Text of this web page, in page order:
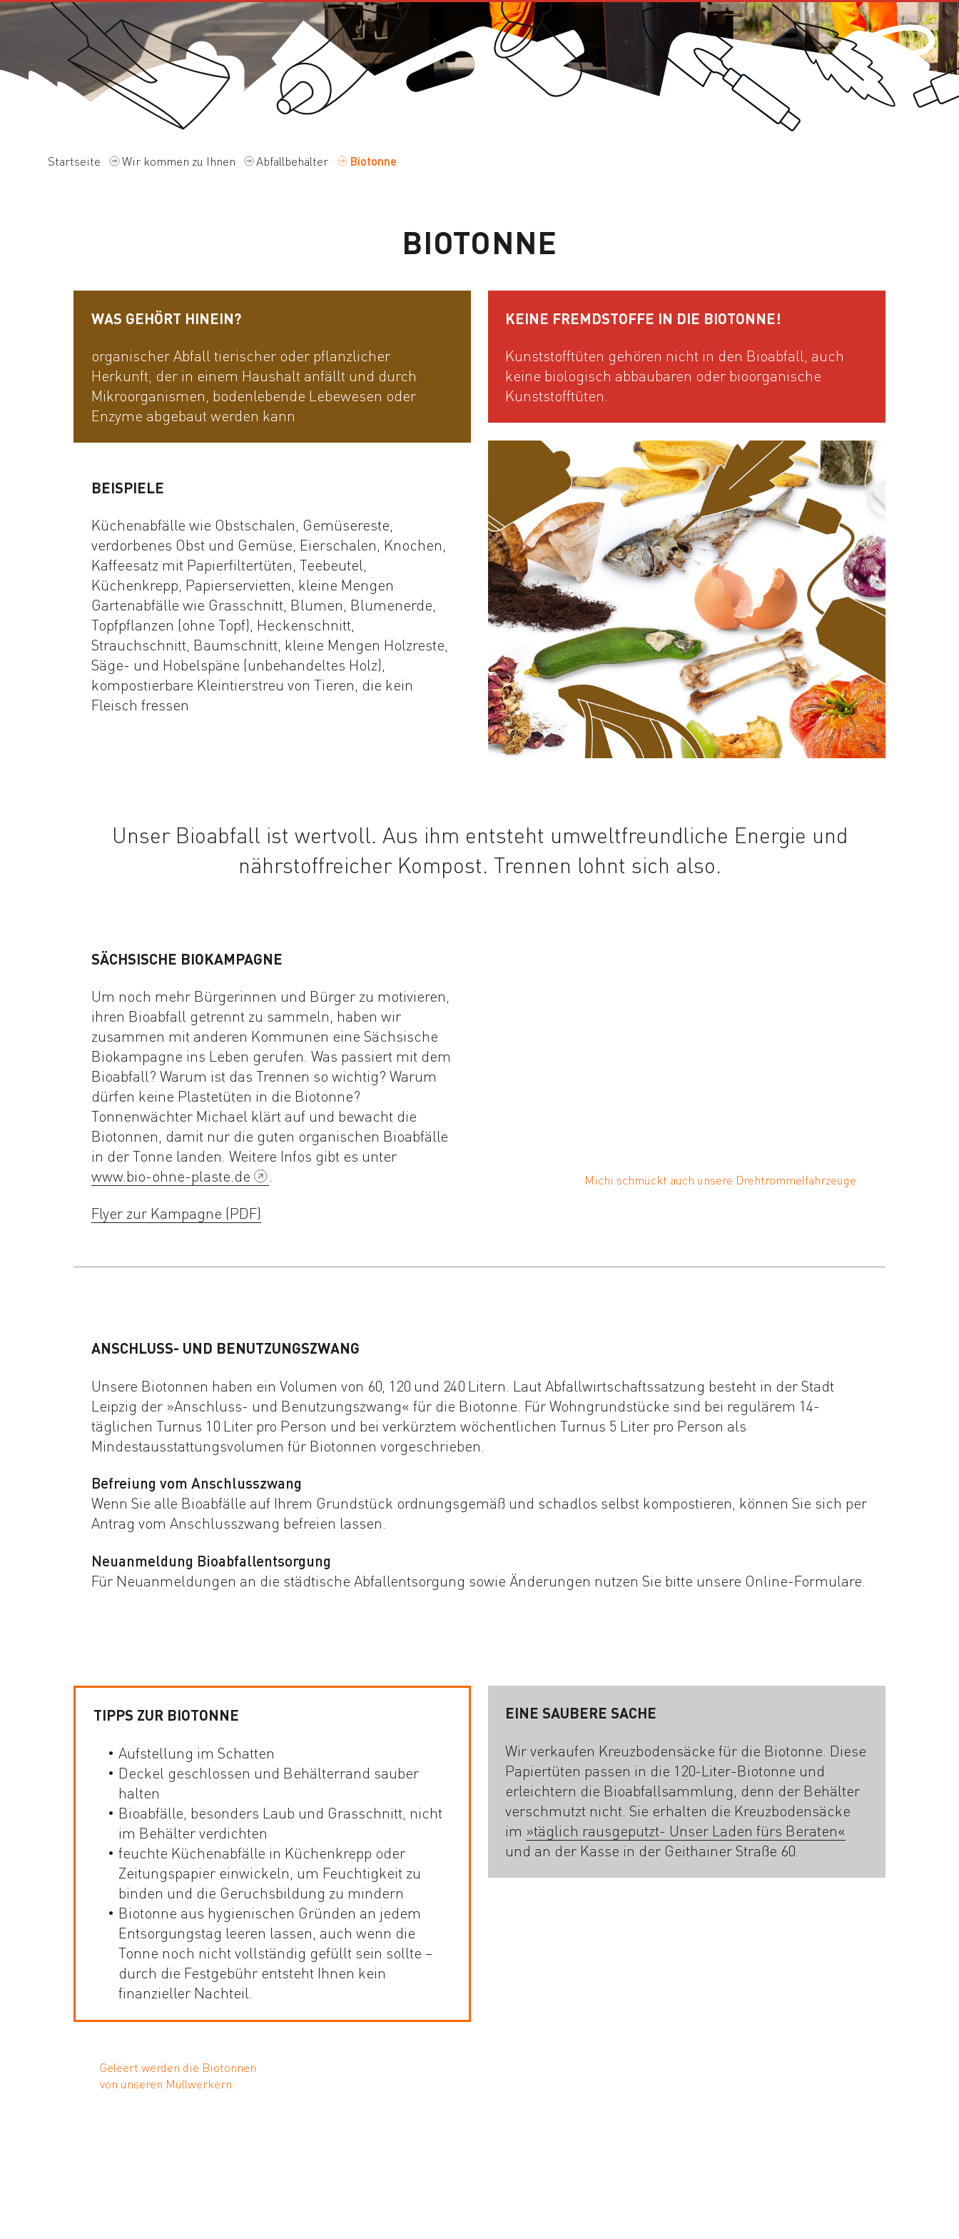
Startseite Wir kommen zu Ihnen Abfallbehälter Biotonne
BIOTONNE
WAS GEHÖRT HINEIN?
organischer Abfall tierischer oder pflanzlicher
Herkunft, der in einem Haushalt anfällt und durch
Mikroorganismen, bodenlebende Lebewesen oder
Enzyme abgebaut werden kann
BEISPIELE
Küchenabfälle wie Obstschalen, Gemüsereste,
verdorbenes Obst und Gemüse, Eierschalen, Knochen,
Kaffeesatz mit Papierfiltertüten, Teebeutel,
Küchenkrepp, Papierservietten, kleine Mengen
Gartenabfälle wie Grasschnitt, Blumen, Blumenerde,
Topfpflanzen (ohne Topf), Heckenschnitt,
Strauchschnitt, Baumschnitt, kleine Mengen Holzreste,
Säge- und Hobelspäne (unbehandeltes Holz),
kompostierbare Kleintierstreu von Tieren, die kein
Fleisch fressen
KEINE FREMDSTOFFE IN DIE BIOTONNE!
Kunststofftüten gehören nicht in den Bioabfall, auch
keine biologisch abbaubaren oder bioorganische
Kunststofftüten.
Unser Bioabfall ist wertvoll. Aus ihm entsteht umweltfreundliche Energie und
nährstoffreicher Kompost. Trennen lohnt sich also.
SÄCHSISCHE BIOKAMPAGNE
Um noch mehr Bürgerinnen und Bürger zu motivieren,
ihren Bioabfall getrennt zu sammeln, haben wir
zusammen mit anderen Kommunen eine Sächsische
Biokampagne ins Leben gerufen. Was passiert mit dem
Bioabfall? Warum ist das Trennen so wichtig? Warum
dürfen keine Plastetüten in die Biotonne?
Tonnenwächter Michael klärt auf und bewacht die
Biotonnen, damit nur die guten organischen Bioabfälle
in der Tonne landen. Weitere Infos gibt es unter
www.bio-ohne-plaste.de
Flyer zur Kampagne (PDF)
Michi schmückt auch unsere Drehtrommelfahrzeuge.
ANSCHLUSS- UND BENUTZUNGSZWANG
Unsere Biotonnen haben ein Volumen von 60, 120 und 240 Litern. Laut Abfallwirtschaftssatzung besteht in der Stadt
Leipzig der »Anschluss- und Benutzungszwang« für die Biotonne. Für Wohngrundstücke sind bei regulärem 14-
täglichen Turnus 10 Liter pro Person und bei verkürztem wöchentlichen Turnus 5 Liter pro Person als
Mindestausstattungsvolumen für Biotonnen vorgeschrieben.
Befreiung vom Anschlusszwang
Wenn Sie alle Bioabfälle auf Ihrem Grundstück ordnungsgemäß und schadlos selbst kompostieren, können Sie sich per
Antrag vom Anschlusszwang befreien lassen.
Neuanmeldung Bioabfallentsorgung
Für Neuanmeldungen an die städtische Abfallentsorgung sowie Änderungen nutzen Sie bitte unsere Online-Formulare.
TIPPS ZUR BIOTONNE
Aufstellung im Schatten
Deckel geschlossen und Behälterrand sauber
halten
Bioabfälle, besonders Laub und Grasschnitt, nicht
im Behälter verdichten
feuchte Küchenabfälle in Küchenkrepp oder
Zeitungspapier einwickeln, um Feuchtigkeit zu
binden und die Geruchsbildung zu mindern
Biotonne aus hygienischen Gründen an jedem
Entsorgungstag leeren lassen, auch wenn die
Tonne noch nicht vollständig gefüllt sein sollte –
durch die Festgebühr entsteht Ihnen kein
finanzieller Nachteil.
Geleert werden die Biotonnen
von unseren Müllwerkern.
EINE SAUBERE SACHE
Wir verkaufen Kreuzbodensäcke für die Biotonne. Diese
Papiertüten passen in die 120-Liter-Biotonne und
erleichtern die Bioabfallsammlung, denn der Behälter
verschmutzt nicht. Sie erhalten die Kreuzbodensäcke
im »täglich rausgeputzt- Unser Laden fürs Beraten«
und an der Kasse in der Geithainer Straße 60.